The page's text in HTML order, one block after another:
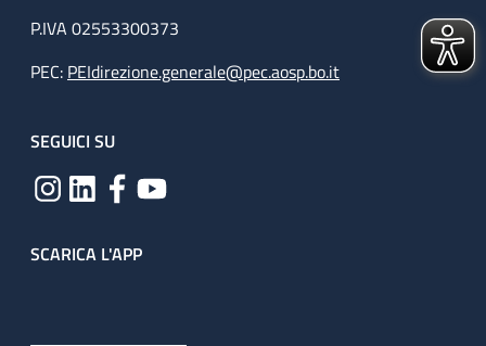
P.IVA 02553300373
PEC: PEIdirezione.generale@pec.aosp.bo.it
SEGUICI SU
SCARICA L'APP